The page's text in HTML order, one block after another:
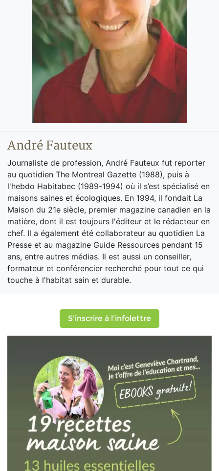
André Fauteux
Journaliste de profession, André Fauteux fut reporter
au quotidien The Montreal Gazette (1988), puis à
l'hebdo Habitabec (1989-1994) où il s’est spécialisé en
maisons saines et écologiques. En 1994, il fondait La
Maison du 21e siècle, premier magazine canadien en la
matière, dont il est toujours l'éditeur et le rédacteur en
chef. Il a également été collaborateur au quotidien La
Presse et au magazine Guide Ressources pendant 15
ans, entre autres médias. Il est aussi un conseiller,
formateur et conférencier recherché pour tout ce qui
touche à l'habitat sain et durable.
S'inscrire à l'infolettre